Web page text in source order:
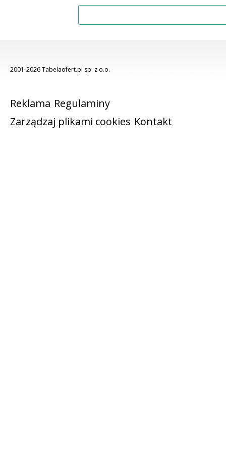
2001-2026 Tabelaofert.pl sp. z o.o.
Reklama Regulaminy
Zarządzaj plikami cookies Kontakt